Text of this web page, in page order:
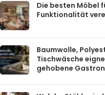
Die besten Möbel
Funktionalität
Baumwolle,
Tischwäsche
gehobene